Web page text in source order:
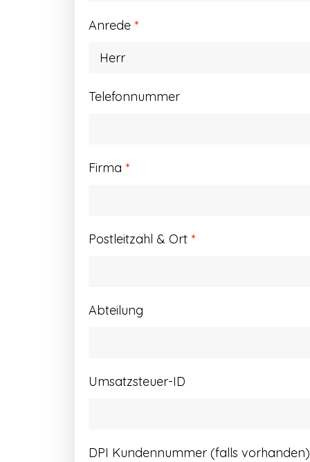
Anrede *
Telefonnummer
Firma *
Postleitzahl & Ort *
Abteilung
Umsatzsteuer-ID
DPI Kundennummer (falls vorhanden)